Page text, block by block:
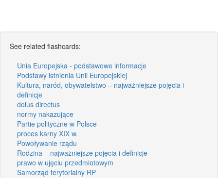
See related flashcards:
Unia Europejska - podstawowe informacje
Podstawy istnienia Unii Europejskiej
Kultura, naród, obywatelstwo – najważniejsze pojęcia i
definicje
dolus directus
normy nakazujące
Partie polityczne w Polsce
proces karny XIX w.
Powoływanie rządu
Rodzina – najważniejsze pojęcia i definicje
prawo w ujęciu przedmiotowym
Samorząd terytorialny RP